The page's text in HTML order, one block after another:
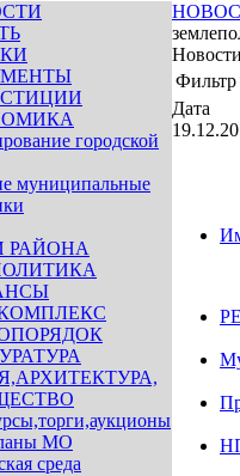
городской
муниципальные
РАЙОНА
МО
среда
Фильтр
Дата